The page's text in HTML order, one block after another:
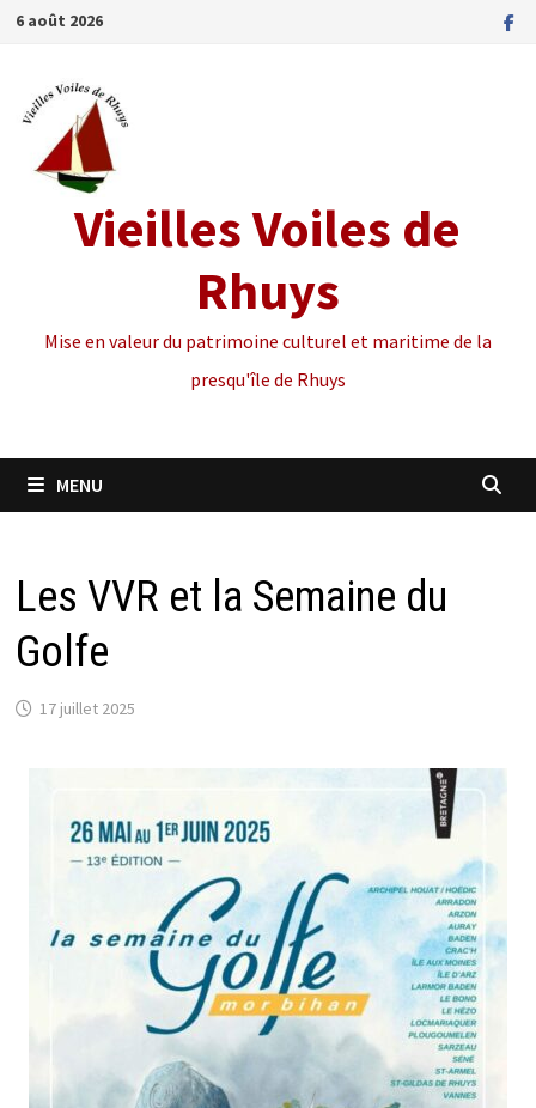
Passer
contenu
6 août 2026
Vieilles Voiles de
Rhuys
Mise en valeur du patrimoine culturel et maritime de la
presqu'île de Rhuys
MENU
Les VVR et la Semaine du
Golfe
17 juillet 2025